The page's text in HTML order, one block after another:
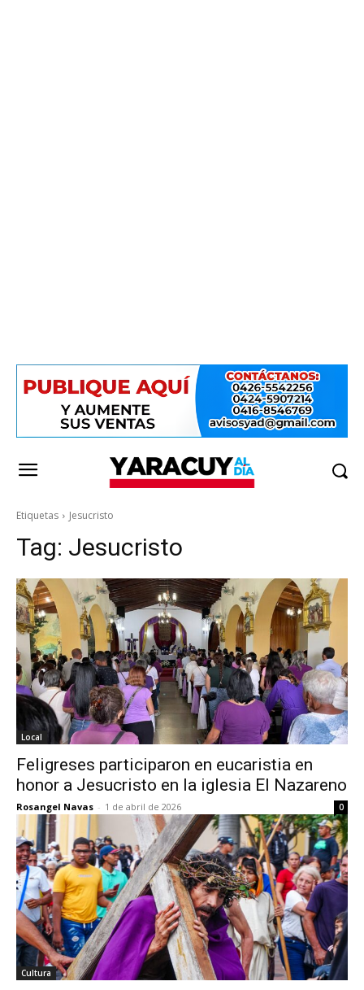
Etiquetas Jesucristo
Tag: Jesucristo
Local
Feligreses participaron en eucaristia en
honor a Jesucristo en la iglesia El Nazareno
Rosangel Navas - 1 de abril de 2026 0
Cultura